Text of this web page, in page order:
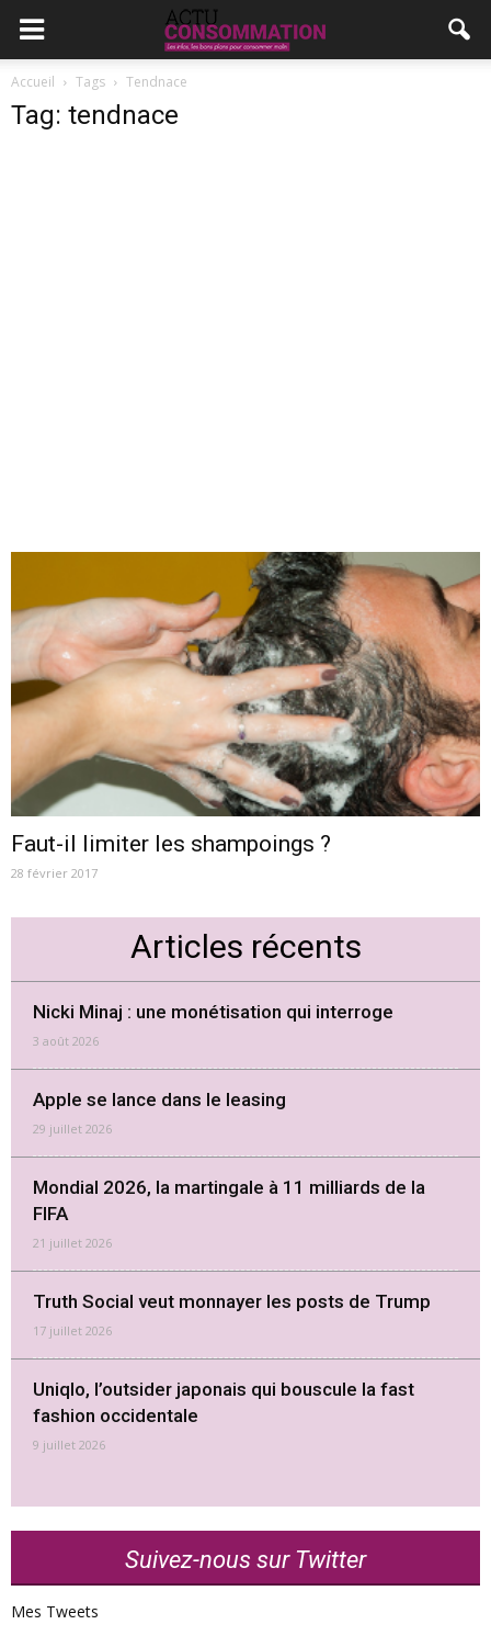
Accueil Tags Tendnace
Tag: tendnace
Faut-il limiter les shampoings ?
28 février 2017
Articles récents
Nicki Minaj : une monétisation qui interroge
3 août 2026
Apple se lance dans le leasing
29 juillet 2026
Mondial 2026, la martingale à 11 milliards de la
FIFA
21 juillet 2026
Truth Social veut monnayer les posts de Trump
17 juillet 2026
Uniqlo, l’outsider japonais qui bouscule la fast
fashion occidentale
9 juillet 2026
Suivez-nous sur Twitter
Mes Tweets